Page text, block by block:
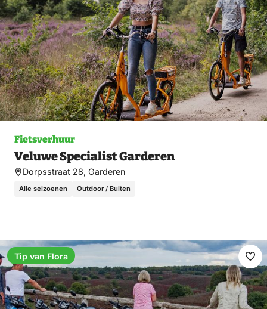
Fietsverhuur
Veluwe Specialist Garderen
Dorpsstraat 28, Garderen
Alle seizoenen Outdoor / Buiten
Tip van Flora